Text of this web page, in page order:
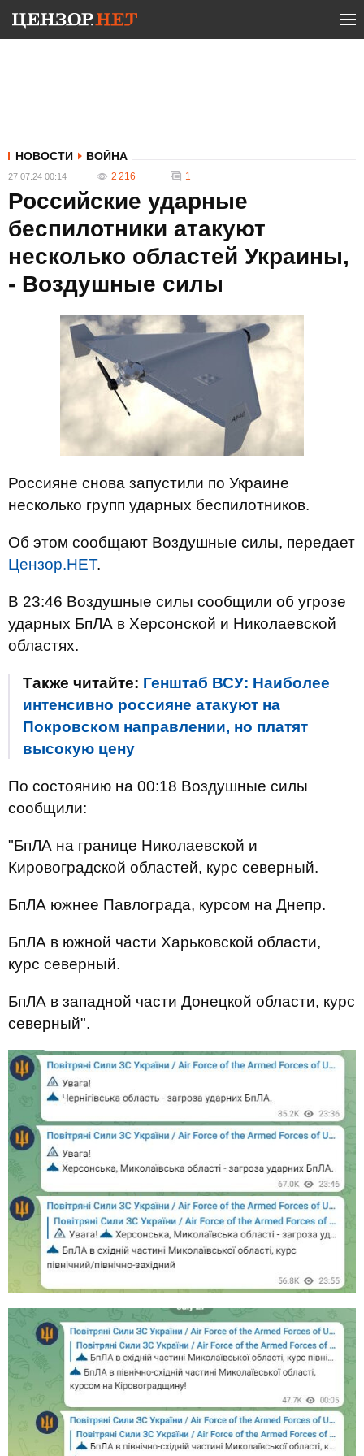
НОВОСТИ ВОЙНА
27.07.24 00:14 2 216 1
Российские ударные
беспилотники атакуют
несколько областей Украины,
- Воздушные силы
Россияне снова запустили по Украине
несколько групп ударных беспилотников.
Об этом сообщают Воздушные силы, передает
Цензор.НЕТ.
В 23:46 Воздушные силы сообщили об угрозе
ударных БпЛА в Херсонской и Николаевской
областях.
Также читайте: Генштаб ВСУ: Наиболее
интенсивно россияне атакуют на
Покровском направлении, но платят
высокую цену
По состоянию на 00:18 Воздушные силы
сообщили:
"БпЛА на границе Николаевской и
Кировоградской областей, курс северный.
БпЛА южнее Павлограда, курсом на Днепр.
БпЛА в южной части Харьковской области,
курс северный.
БпЛА в западной части Донецкой области, курс
северный".